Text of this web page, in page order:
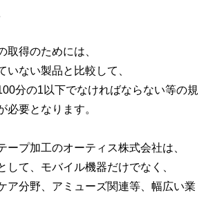
取得のためには、
いない製品と比較して、
分の1以下でなければならない等の規
必要となります。
ープ加工のオーティス株式会社は、
して、モバイル機器だけでなく、
ア分野、アミューズ関連等、幅広い業